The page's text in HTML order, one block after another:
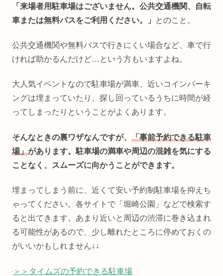
「来場者用駐車場はございません。公共交通機関、自転
車または無料バスをご利用ください。」
とのこと。
公共交通機関や無料バスで行きにくい場合など、車で行
ければ助かるんだけど…という方もいますよね。
大人気イベントなので駐車場が満車、近いコインパーキ
ングは埋まっていたり、探し回っているうちに時間が経
ってしまったりということがよくあります。
そんなときの裏ワザなんですが、 「事前予約できる駐車
場」があります。駐車場の満車や周辺の混雑を気にする
ことなく、スムーズに向かうことができます。
埋まってしまう前に、近くて安い予約制駐車場を抑えち
ゃってください。各サイトで「堀崎公園」などで検索す
ると出てきます。あまり近いと周辺の渋滞に巻き込まれ
る可能性があるので、少し離れたところに停めておくの
がいいかもしれません↓↓
＞＞タイムズの予約できる駐車場